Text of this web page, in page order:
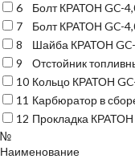
6
Болт КРАТОН GC-
7
Болт КРАТОН GC-
8
Шайба КРАТОН
9
Отстойник
10 Кольцо КРАТОН
11 Карбюратор в
12 Прокладка
№
Наименование